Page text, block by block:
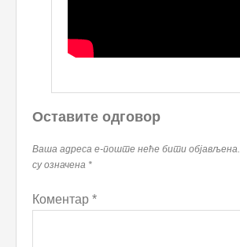
Оставите одговор
Ваша адреса е-поште неће бити објављена.
су означена *
Коментар *